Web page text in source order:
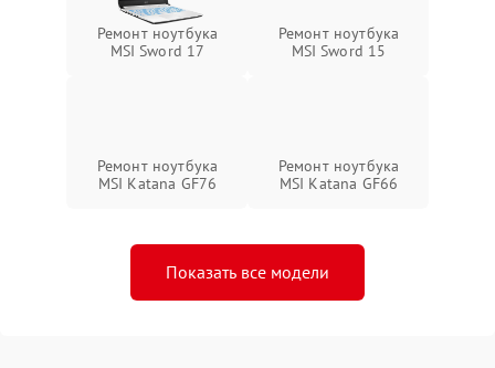
Ремонт ноутбука
MSI Sword 17
Ремонт ноутбука
MSI Sword 15
Ремонт ноутбука
MSI Katana GF76
Ремонт ноутбука
MSI Katana GF66
Показать все модели